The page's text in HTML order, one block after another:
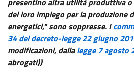
presentino altra utilità produttiva o
del loro impiego per la produzione
energetici," sono soppresse. I
34 del decreto-legge 22 giugno
modificazioni, dallalegge 7 agosto
abrogati))